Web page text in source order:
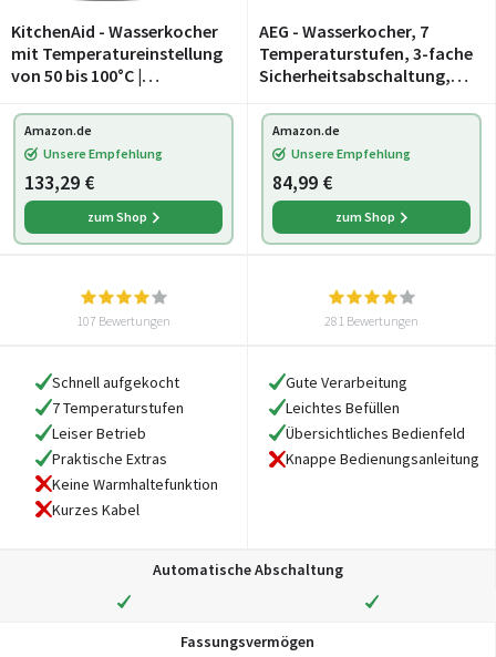
KitchenAid - Wasserkocher
mit Temperatureinstellung
von 50 bis 100°C |
Temperaturanzeige und
Kalkfilter 1,7L | Electrisch
2400 Watt (Edelstahl)
AEG - Wasserkocher, 7
Temperaturstufen, 3-fache
Sicherheitsabschaltung,
Liter, Tropfschutz,
Einfache Reinigung, 360°
Basis, Anti-Ruts
Amazon.de
Unsere Empfehlung
133,29 €
zum Shop
Amazon.de
Unsere Empfehlung
84,99 €
zum Shop
107 Bewertungen 281 Bewertungen
Schnell aufgekocht
7 Temperaturstufen
Leiser Betrieb
Praktische Extras
Keine Warmhaltefunktion
Kurzes Kabel
Gute Verarbeitung
Leichtes Befüllen
Übersichtliches Bedienfeld
Knappe Bedienungsanleitung
Automatische Abschaltung
Fassungsvermögen